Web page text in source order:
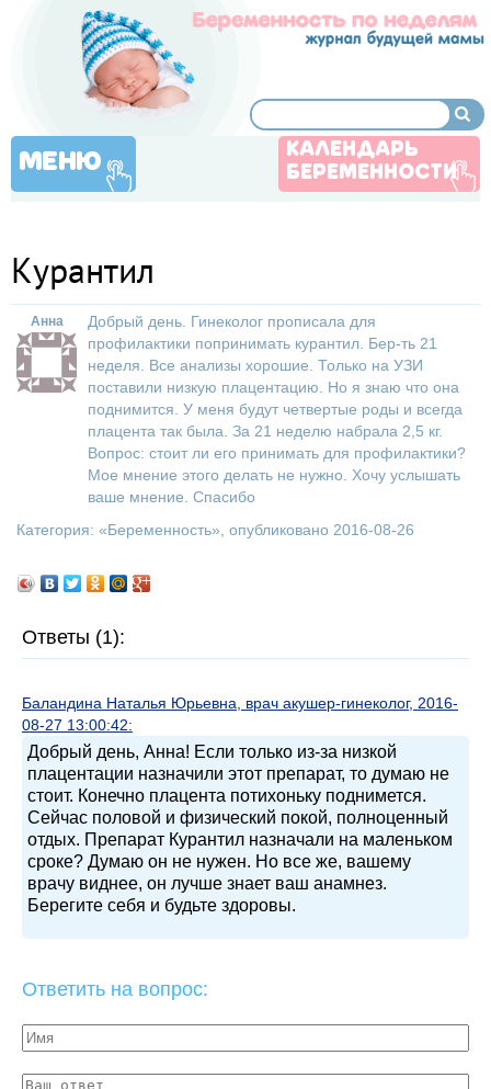
МЕНЮ
КАЛЕНДАРЬ
БЕРЕМЕННОСТИ
Курантил
Анна
Добрый день. Гинеколог прописала для
профилактики попринимать курантил. Бер-ть 21
неделя. Все анализы хорошие. Только на УЗИ
поставили низкую плацентацию. Но я знаю что она
поднимится. У меня будут четвертые роды и всегда
плацента так была. За 21 неделю набрала 2,5 кг.
Вопрос: стоит ли его принимать для профилактики?
Мое мнение этого делать не нужно. Хочу услышать
ваше мнение. Спасибо
Категория: «Беременность», опубликовано 2016-08-26
Ответы (1):
Баландина Наталья Юрьевна, врач акушер-гинеколог, 2016-
08-27 13:00:42:
Добрый день, Анна! Если только из-за низкой
плацентации назначили этот препарат, то думаю не
стоит. Конечно плацента потихоньку поднимется.
Сейчас половой и физический покой, полноценный
отдых. Препарат Курантил назначали на маленьком
сроке? Думаю он не нужен. Но все же, вашему
врачу виднее, он лучше знает ваш анамнез.
Берегите себя и будьте здоровы.
Ответить на вопрос: